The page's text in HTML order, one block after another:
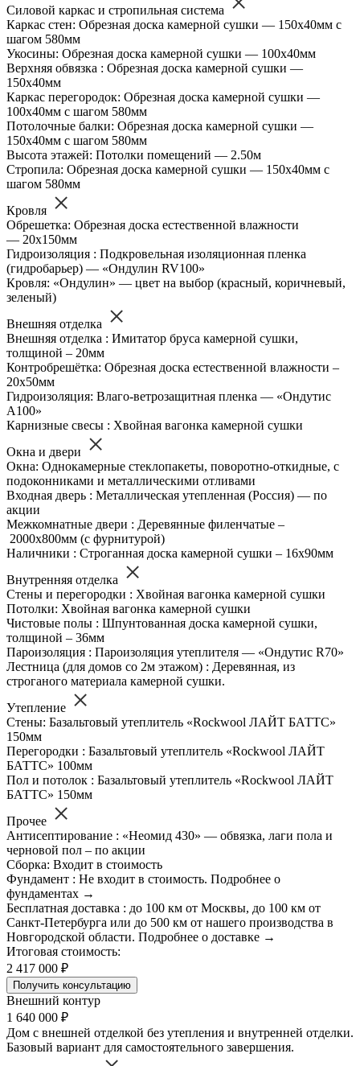
Силовой каркас и стропильная система
Каркас стен: Обрезная доска камерной сушки — 150х40мм с
шагом 580мм
Укосины: Обрезная доска камерной сушки — 100х40мм
Верхняя обвязка : Обрезная доска камерной сушки —
150х40мм
Каркас перегородок: Обрезная доска камерной сушки —
100х40мм с шагом 580мм
Потолочные балки: Обрезная доска камерной сушки —
150х40мм с шагом 580мм
Высота этажей: Потолки помещений — 2.50м
Стропила: Обрезная доска камерной сушки — 150х40мм с
шагом 580мм
Кровля
Обрешетка: Обрезная доска естественной влажности
— 20х150мм
Гидроизоляция : Подкровельная изоляционная пленка
(гидробарьер) — «Ондулин RV100»
Кровля: «Ондулин» — цвет на выбор (красный, коричневый,
зеленый)
Внешняя отделка
Внешняя отделка : Имитатор бруса камерной сушки,
толщиной – 20мм
Контробрешётка: Обрезная доска естественной влажности –
20х50мм
Гидроизоляция: Влаго-ветрозащитная пленка — «Ондутис
А100»
Карнизные свесы : Хвойная вагонка камерной сушки
Окна и двери
Окна: Однокамерные стеклопакеты, поворотно-откидные, с
подоконниками и металлическими отливами
Входная дверь : Металлическая утепленная (Россия) — по
акции
Межкомнатные двери : Деревянные филенчатые –
2000х800мм (с фурнитурой)
Наличники : Строганная доска камерной сушки – 16х90мм
Внутренняя отделка
Стены и перегородки : Хвойная вагонка камерной сушки
Потолки: Хвойная вагонка камерной сушки
Чистовые полы : Шпунтованная доска камерной сушки,
толщиной – 36мм
Пароизоляция : Пароизоляция утеплителя — «Ондутис R70»
Лестница (для домов со 2м этажом) : Деревянная, из
строганого материала камерной сушки.
Утепление
Стены: Базальтовый утеплитель «Rockwool ЛАЙТ БАТТС»
150мм
Перегородки : Базальтовый утеплитель «Rockwool ЛАЙТ
БАТТС» 100мм
Пол и потолок : Базальтовый утеплитель «Rockwool ЛАЙТ
БАТТС» 150мм
Прочее
Антисептирование : «Неомид 430» — обвязка, лаги пола и
черновой пол – по акции
Сборка: Входит в стоимость
Фундамент : Не входит в стоимость. Подробнее о
фундаментах →
Бесплатная доставка : до 100 км от Москвы, до 100 км от
Санкт-Петербурга или до 500 км от нашего производства в
Новгородской области. Подробнее о доставке →
Итоговая стоимость:
2 417 000 ₽
Получить консультацию
Внешний контур
1 640 000 ₽
Дом с внешней отделкой без утепления и внутренней отделки.
Базовый вариант для самостоятельного завершения.